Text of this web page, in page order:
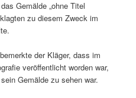
Gemälde „ohne Titel
zu diesem Zweck im
der Kläger, dass im
veröffentlicht worden war,
Gemälde zu sehen war.